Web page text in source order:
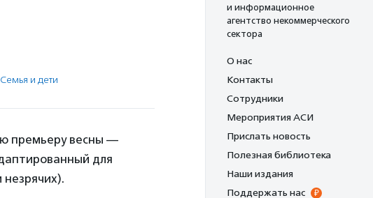
Семья и дети
премьеру весны —
для
и информационное
агентство некоммерческого
сектора
О нас
Контакты
Сотрудники
Мероприятия АСИ
Прислать новость
Полезная библиотека
Наши издания
Поддержать нас